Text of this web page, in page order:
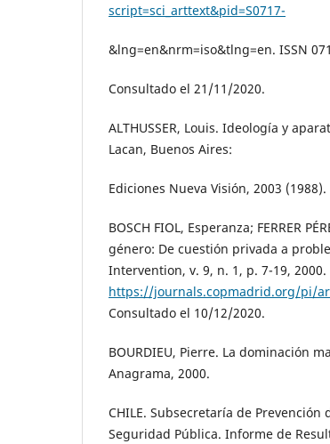
script=sci_arttext&pid=S0717-
&lng=en&nrm=iso&tlng=en. ISSN
Consultado el 21/11/2020.
ALTHUSSER, Louis. Ideología y
Lacan, Buenos Aires:
Ediciones Nueva Visión, 2003 (1988).
BOSCH FIOL, Esperanza; FERRER
género: De cuestión privada a
Intervention, v. 9, n. 1, p. 7-19,
https://journals.copmadrid.org/pi/
Consultado el 10/12/2020.
BOURDIEU, Pierre. La dominación
Anagrama, 2000.
CHILE. Subsecretaría de
Seguridad Pública. Informe de